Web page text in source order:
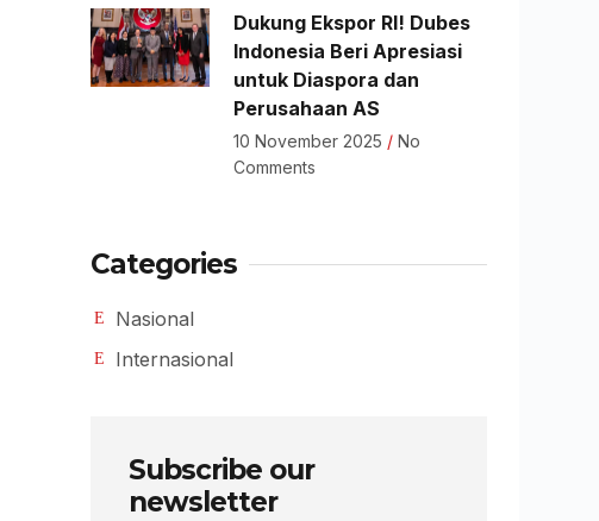
Dukung Ekspor RI! Dubes
Indonesia Beri Apresiasi
untuk Diaspora dan
Perusahaan AS
10 November 2025
No
Comments
Categories
Nasional
Internasional
Subscribe our
newsletter